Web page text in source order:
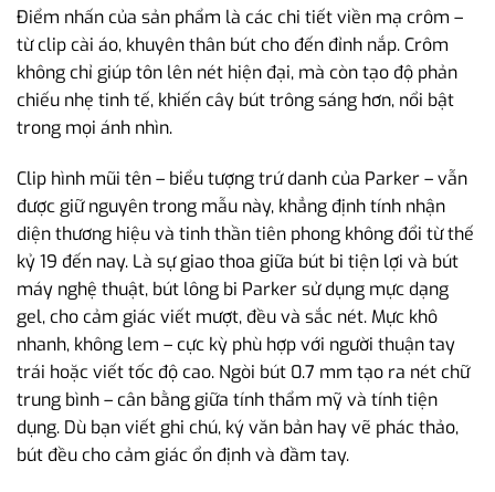
Điểm nhấn của sản phẩm là các chi tiết viền mạ crôm –
từ clip cài áo, khuyên thân bút cho đến đỉnh nắp. Crôm
không chỉ giúp tôn lên nét hiện đại, mà còn tạo độ phản
chiếu nhẹ tinh tế, khiến cây bút trông sáng hơn, nổi bật
trong mọi ánh nhìn.
Clip hình mũi tên – biểu tượng trứ danh của Parker – vẫn
được giữ nguyên trong mẫu này, khẳng định tính nhận
diện thương hiệu và tinh thần tiên phong không đổi từ thế
kỷ 19 đến nay. Là sự giao thoa giữa bút bi tiện lợi và bút
máy nghệ thuật, bút lông bi Parker sử dụng mực dạng
gel, cho cảm giác viết mượt, đều và sắc nét. Mực khô
nhanh, không lem – cực kỳ phù hợp với người thuận tay
trái hoặc viết tốc độ cao. Ngòi bút 0.7 mm tạo ra nét chữ
trung bình – cân bằng giữa tính thẩm mỹ và tính tiện
dụng. Dù bạn viết ghi chú, ký văn bản hay vẽ phác thảo,
bút đều cho cảm giác ổn định và đầm tay.